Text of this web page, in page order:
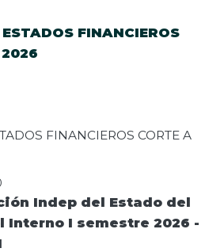
FINANCIEROS
2026
FINANCIEROS CORTE A
Indep del Estado del
Interno I semestre 2026 -